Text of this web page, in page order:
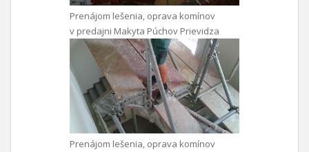
Prenájom lešenia, oprava komínov
v predajni Makyta Púchov Prievidza
Prenájom lešenia, oprava komínov